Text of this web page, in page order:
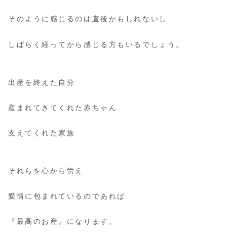
そのように感じるのは直後かもしれないし
しばらく経ってから感じる方もいるでしょう。
出産を終えた自分
産まれてきてくれた赤ちゃん
支えてくれた家族
それらを心から労え
愛情に包まれているのであれば
『最高のお産』になります。